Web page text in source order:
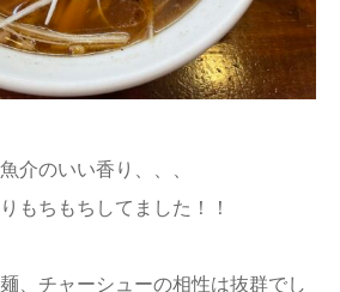
介のいい香り、、、
もちもちしてました！！
、チャーシューの相性は抜群でし